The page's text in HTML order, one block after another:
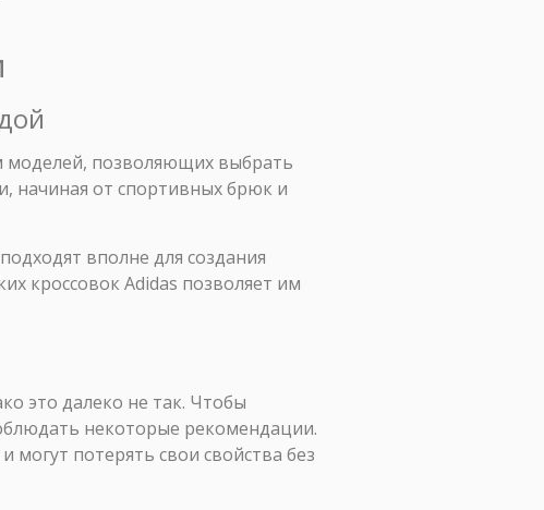
моделей, позволяющих выбрать
начиная от спортивных брюк и
вполне для создания
кроссовок Adidas позволяет им
это далеко не так. Чтобы
некоторые рекомендации.
потерять свои свойства без